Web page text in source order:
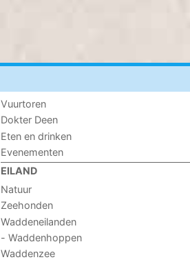
Vuurtoren
Dokter Deen
Eten en drinken
Evenementen
EILAND
Natuur
Zeehonden
Waddeneilanden
- Waddenhoppen
Waddenzee